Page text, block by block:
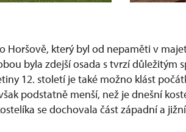
Horšově, který byl od nepaměti v
byla zdejší osada s tvrzí důležitým
12. století je také možno klást
podstatně menší, než je dnešní
se dochovala část západní a